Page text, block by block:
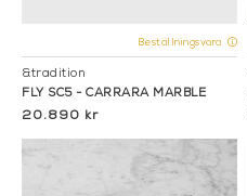
Beställningsvara
&tradition
FLY SC5 - CARRARA MARBLE
20.890 kr